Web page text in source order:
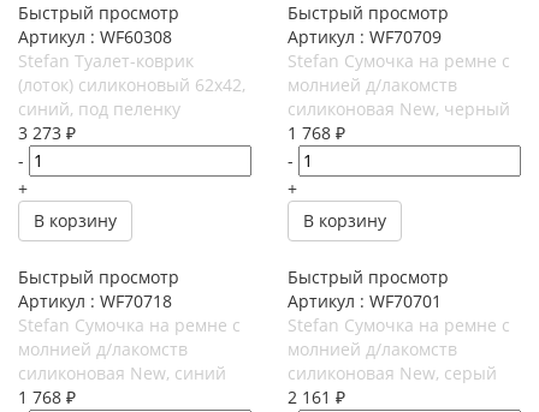
Быстрый просмотр
Артикул : WF60308
Stefan Туалет-коврик
(лоток) силиконовый 62х42,
синий, под пеленку
3 273 ₽
-
+
В корзину
Быстрый просмотр
Артикул : WF70709
Stefan Сумочка на ремне с
молнией д/лакомств
силиконовая New, черный
1 768 ₽
-
+
В корзину
Быстрый просмотр
Артикул : WF70718
Stefan Сумочка на ремне с
молнией д/лакомств
силиконовая New, синий
1 768 ₽
Быстрый просмотр
Артикул : WF70701
Stefan Сумочка на ремне с
молнией д/лакомств
силиконовая New, серый
2 161 ₽